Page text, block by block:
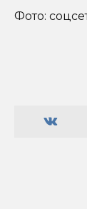
Фото: